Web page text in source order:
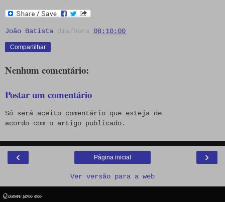
João Batista dia/hora 08:10:00
Compartilhar
Nenhum comentário:
Postar um comentário
Só será aceito comentário que esteja de
acordo com o artigo publicado.
‹ ›
Página inicial
Ver versão para a web
𝓠𝓾𝓮𝓶 𝓼𝓸𝓾 𝓮𝓾